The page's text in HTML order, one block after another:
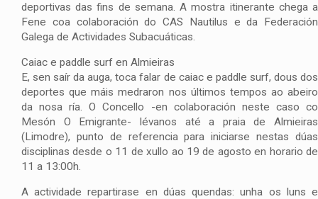
deportivas das fins de semana. A mostra itinerante chega a
Fene coa colaboración do CAS Nautilus e da Federación
Galega de Actividades Subacuáticas.
Caiac e paddle surf en Almieiras
E, sen saír da auga, toca falar de caiac e paddle surf, dous dos
deportes que máis medraron nos últimos tempos ao abeiro
da nosa ría. O Concello -en colaboración neste caso co
Mesón O Emigrante- lévanos até a praia de Almieiras
(Limodre), punto de referencia para iniciarse nestas dúas
disciplinas desde o 11 de xullo ao 19 de agosto en horario de
11 a 13:00h.
A actividade repartirase en dúas quendas: unha os luns e